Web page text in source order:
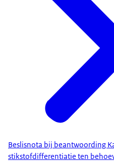
Beslisnota bij beantwoording
stikstofdifferentiatie ten